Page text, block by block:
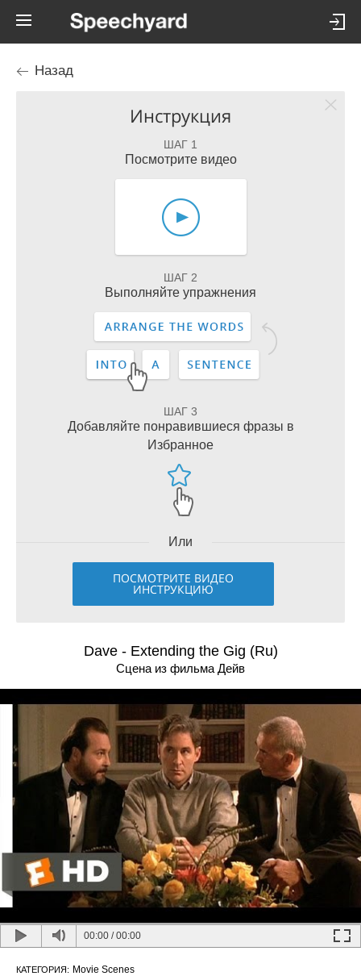
Назад
Инструкция
ШАГ 1
Посмотрите видео
ШАГ 2
Выполняйте упражнения
ШАГ 3
Добавляйте понравившиеся фразы в
Избранное
Или
ПОСМОТРИТЕ ВИДЕО
ИНСТРУКЦИЮ
Dave - Extending the Gig (Ru)
Сцена из фильма Дейв
00:00 /00:00
КАТЕГОРИЯ: Movie Scenes